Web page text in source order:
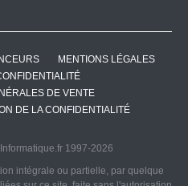
MENTIONS LÉGALES
DE VENTE
DE LA CONFIDENTIALITÉ
1997-2026
intégrale ou partielle, par quelque